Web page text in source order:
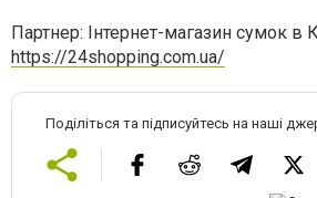
Партнер: Інтернет-магазин сумок в
https://24shopping.com.ua/
Поділіться та підписуйтесь на наші